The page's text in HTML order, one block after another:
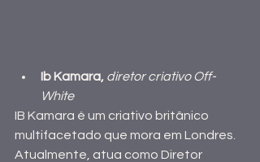
Ib Kamara, diretor criativo Off-
White
IB Kamara é um criativo britânico
multifacetado que mora em Londres.
Atualmente, atua como Diretor